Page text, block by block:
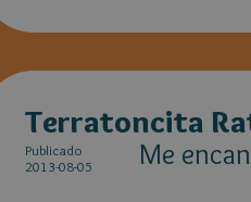
Terratoncita
Publicado
2013-08-05
Me